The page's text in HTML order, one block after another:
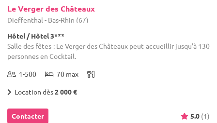
Le Verger des Châteaux
Dieffenthal - Bas-Rhin (67)
Hôtel / Hôtel 3***
Salle des fêtes : Le Verger des Châteaux peut accueillir jusqu'à 130
personnes en Cocktail.
1-500 70 max
Location dès2 000 €
Contacter 5.0 (1)